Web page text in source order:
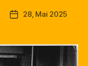
Beitragsdatum
28, Mai 2025